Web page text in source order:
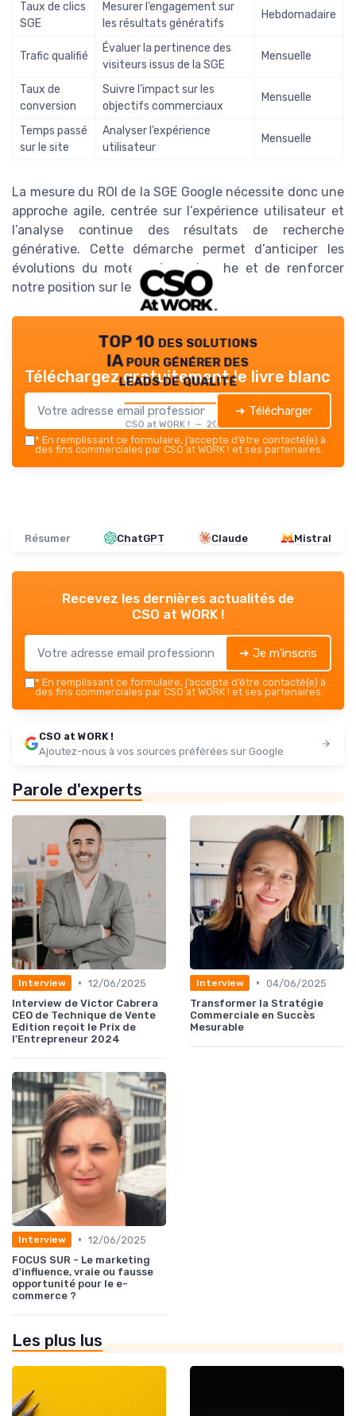
Taux de clics
SGE
Mesurer l’engagement sur
les résultats génératifs
Hebdomadaire
Trafic qualifié
Évaluer la pertinence des
visiteurs issus de la SGE
Mensuelle
Taux de
conversion
Suivre l’impact sur les
objectifs commerciaux
Mensuelle
Temps passé
sur le site
Analyser l’expérience
utilisateur
Mensuelle
La mesure du ROI de la SGE Google nécessite donc une
approche agile, centrée sur l’expérience utilisateur et
l’analyse continue des résultats de recherche
générative. Cette démarche permet d’anticiper les
évolutions du moteur de recherche et de renforcer
notre position sur le web.
TOP 10 des solutions
IA pour générer des
leads de qualité
CSO at WORK ! — 2026
Téléchargez gratuitement le livre blanc
➔ Télécharger
* En remplissant ce formulaire, j’accepte d’être contacté(e) à
des fins commerciales par CSO at WORK ! et ses partenaires.
Résumer ChatGPT Claude Mistral
Recevez les dernières actualités de
CSO at WORK !
➔ Je m'inscris
* En remplissant ce formulaire, j’accepte d’être contacté(e) à
des fins commerciales par CSO at WORK ! et ses partenaires.
CSO at WORK !
Ajoutez-nous à vos sources préférées sur Google
Parole d'experts
Interview • 12/06/2025
Interview de Victor Cabrera
CEO de Technique de Vente
Edition reçoit le Prix de
l'Entrepreneur 2024
Interview • 04/06/2025
Transformer la Stratégie
Commerciale en Succès
Mesurable
Interview • 12/06/2025
FOCUS SUR - Le marketing
d'influence, vraie ou fausse
opportunité pour le e-
commerce ?
Les plus lus